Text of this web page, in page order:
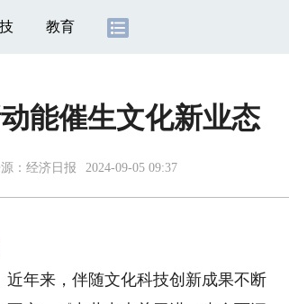
教育
能催生文化新业态
： 经济日报 2024-09-05 09:37
年来，伴随文化科技创新成果不断